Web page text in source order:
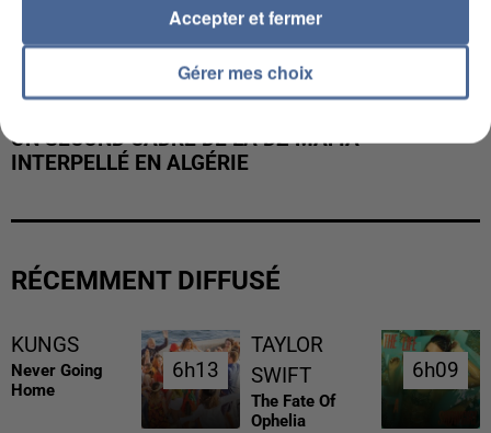
UN SECOND CADRE DE LA DZ MAFIA
INTERPELLÉ EN ALGÉRIE
RÉCEMMENT DIFFUSÉ
KUNGS
Never Going
Home
6h13
6h13
TAYLOR
SWIFT
The Fate Of
Ophelia
6h09
6h09
Gérer mes choix
Accepter et fermer